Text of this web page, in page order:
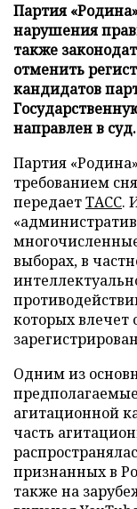
Партия
нарушения
также
отменить
кандидатов
направлен в суд.
Партия
требованием
передаетТАСС.
выборах, в
которых влечет
Одним из
агитационной
часть
признанных в
также на